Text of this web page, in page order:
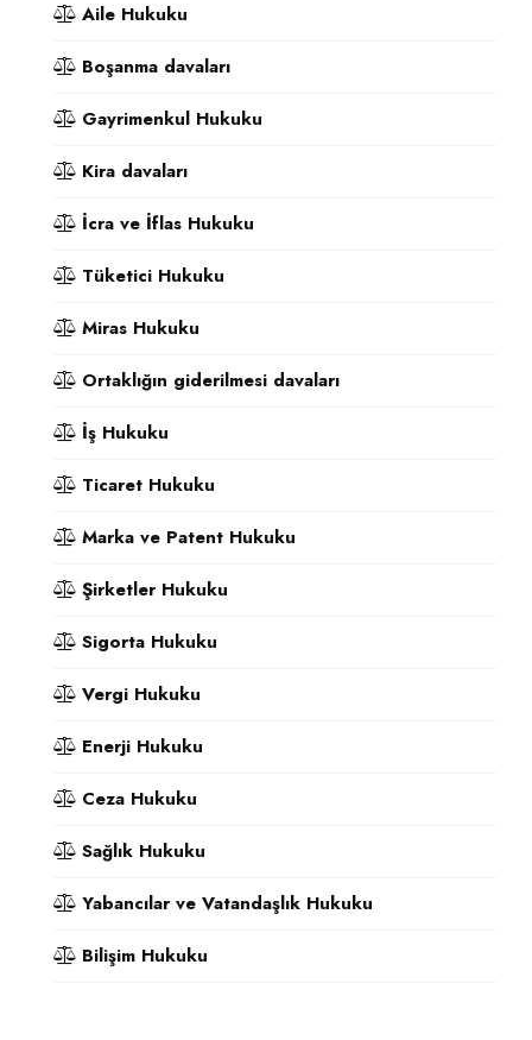
Aile Hukuku
Boşanma davaları
Gayrimenkul Hukuku
Kira davaları
İcra ve İflas Hukuku
Tüketici Hukuku
Miras Hukuku
Ortaklığın giderilmesi davaları
İş Hukuku
Ticaret Hukuku
Marka ve Patent Hukuku
Şirketler Hukuku
Sigorta Hukuku
Vergi Hukuku
Enerji Hukuku
Ceza Hukuku
Sağlık Hukuku
Yabancılar ve Vatandaşlık Hukuku
Bilişim Hukuku